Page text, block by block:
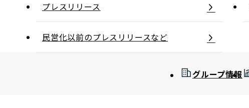
プレスリリース
民営化以前のプレスリリースなど
グループ情報